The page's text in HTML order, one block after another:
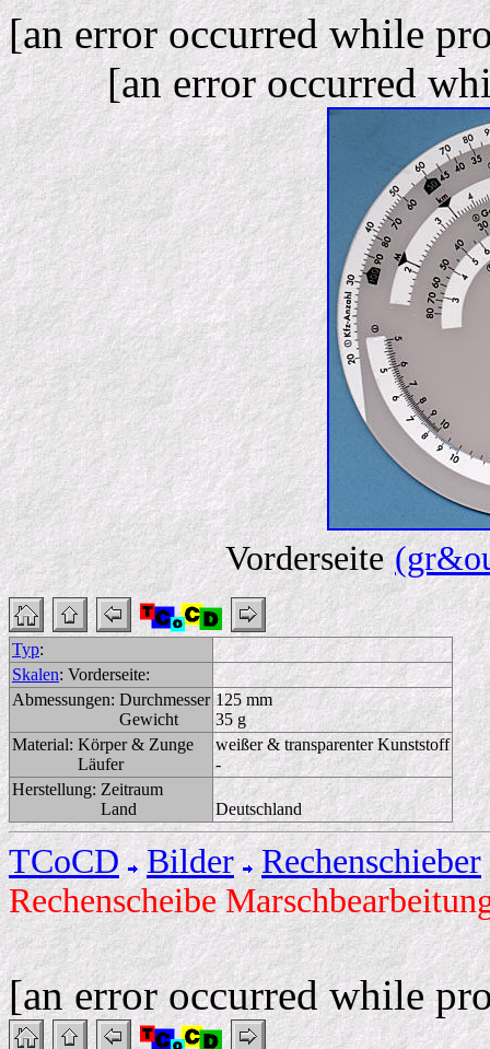
[an error occurred while
[an error occurred
Vorderseite
Typ:
Skalen: Vorderseite:
Abmessungen: Durchmesser
Gewicht
125 mm
35 g
Material: Körper & Zunge
Läufer
weißer & transparenter Kunststoff
-
Herstellung: Zeitraum
Land
Deutschland
TCoCD Bilder
Rechenschieber
Rechenscheibe
[an error occurred while